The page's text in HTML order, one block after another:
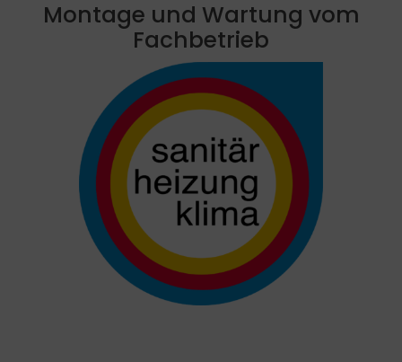
Montage und Wartung vom
Fachbetrieb